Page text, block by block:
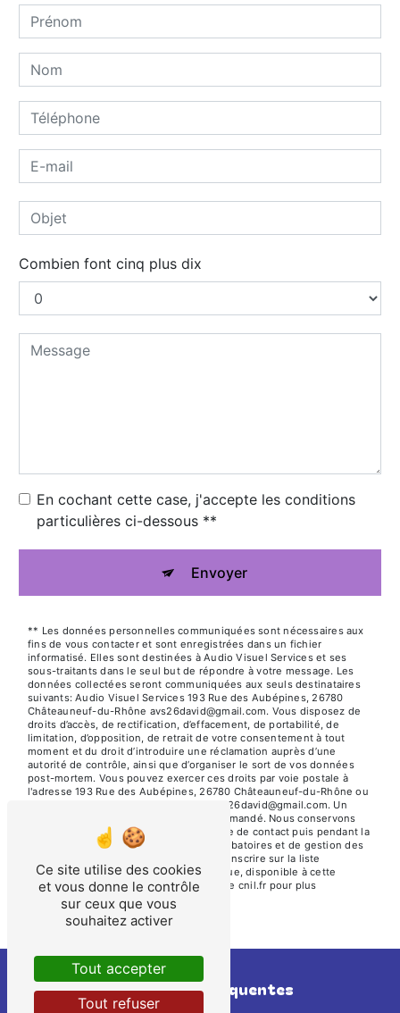
Combien font cinq plus dix
En cochant cette case, j'accepte les conditions
particulières ci-dessous **
Envoyer
** Les données personnelles communiquées sont nécessaires aux
fins de vous contacter et sont enregistrées dans un fichier
informatisé. Elles sont destinées à Audio Visuel Services et ses
sous-traitants dans le seul but de répondre à votre message. Les
données collectées seront communiquées aux seuls destinataires
suivants: Audio Visuel Services 193 Rue des Aubépines, 26780
Châteauneuf-du-Rhône avs26david@gmail.com. Vous disposez de
droits d’accès, de rectification, d’effacement, de portabilité, de
limitation, d’opposition, de retrait de votre consentement à tout
moment et du droit d’introduire une réclamation auprès d’une
autorité de contrôle, ainsi que d’organiser le sort de vos données
post-mortem. Vous pouvez exercer ces droits par voie postale à
l'adresse 193 Rue des Aubépines, 26780 Châteauneuf-du-Rhône ou
par courrier électronique à l'adresse avs26david@gmail.com. Un
justificatif d'identité pourra vous être demandé. Nous conservons
vos données pendant la période de prise de contact puis pendant la
durée de prescription légale aux fins probatoires et de gestion des
contentieux. Vous avez le droit de vous inscrire sur la liste
d'opposition au démarchage téléphonique, disponible à cette
adresse: Bloctel.gouv.fr . Consultez le site cnil.fr pour plus
d’informations sur vos droits.
Recherches fréquentes
Ce site utilise des cookies
et vous donne le contrôle
sur ceux que vous
souhaitez activer
Tout accepter
Tout refuser